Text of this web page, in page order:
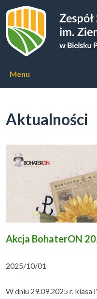
Zespoł Szkół
Podlaskiej w
Menu
Kierunki kształcenia
Kursy zawodowe
Internat
Uczeń i rodzic
Podlaskie Kukułki
Aktualności
Akcja BohaterON
2025/10/01
W dniu 29.09.2025 r. klasa